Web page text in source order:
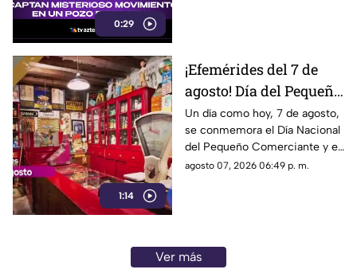
0:29
1:14
¡Efemérides del 7 de
agosto! Día del Pequeño
Comerciante
Un día como hoy, 7 de agosto,
se conmemora el Día Nacional
del Pequeño Comerciante y el
inicio de la construcción del
agosto 07, 2026 06:49 p. m.
Ver más